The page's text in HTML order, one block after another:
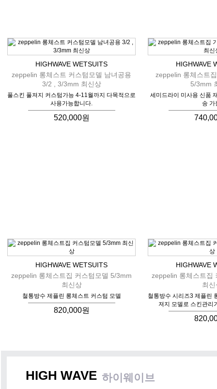
HIGHWAVE WETSUITS
zeppelin 롱체스트 커스텀모델 남녀공용
3/2 , 3/3mm 최신상
풀스킨 풀져지 커스텀가능 4-11월까지 다목적으로
사용가능합니다.
520,000원
HIGHWAVE
zeppelin 롱체스트
5/3mm
세미드라이 미사용 신품
송 가
HIGHWAVE WETSUITS
zeppelin 롱체스트집 커스텀모델 5/3mm
최신상
철통방수 제플린 롱체스트 커스텀 모델
820,000원
HIGHWAVE
zeppelin 롱체스트집
최신
철통방수 시리즈3 제플린
져지 모델로 스킨관리
HIGH WAVE 하이웨이브